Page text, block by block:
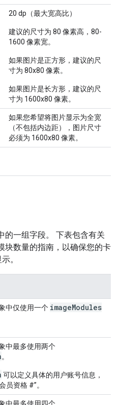
20 dp（最大宽高比）
建议的尺寸为 80 像素高，80-
1600 像素宽。
如果图片是正方形，建议的尺
寸为 80x80 像素。
如果图片是长方形，建议的尺
寸为 1600x80 像素。
如果您希望将图片显示为全宽
（不包括内边距），图片尺寸
必须为 1600x80 像素。
的一组字段。 下表包含有关
块数量的指南，以确保您的卡
。
中仅使用一个 imageModules
中最多使用两个
。
可以定义具体的用户账号信息，
员资格 #”。